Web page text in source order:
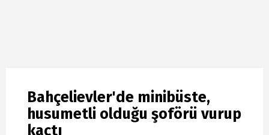
Bahçelievler'de minibüste,
husumetli olduğu şoförü vurup
kaçtı